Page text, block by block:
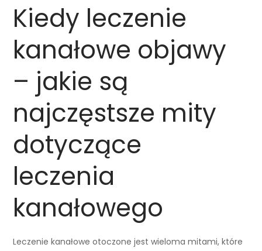
Kiedy leczenie
kanałowe objawy
– jakie są
najczęstsze mity
dotyczące
leczenia
kanałowego
Leczenie kanałowe otoczone jest wieloma mitami, które